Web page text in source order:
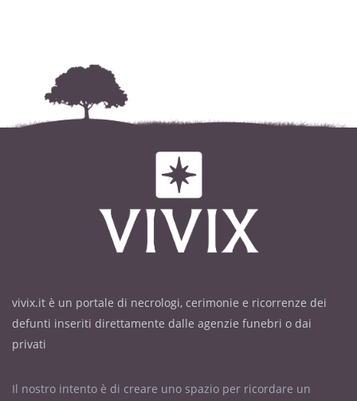
vivix.it è un portale di necrologi, cerimonie e ricorrenze dei
defunti inseriti direttamente dalle agenzie funebri o dai
privati
Il nostro intento è di creare uno spazio per ricordare un